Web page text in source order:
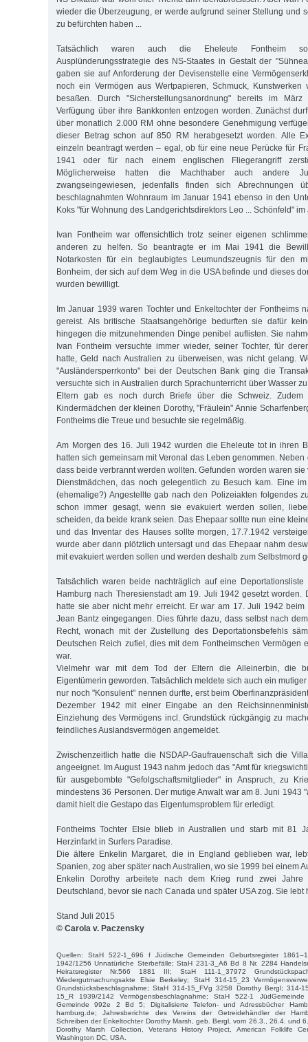
wieder die Überzeugung, er werde aufgrund seiner Stellung und
zu befürchten haben ...
Tatsächlich waren auch die Eheleute Fontheim
Ausplünderungsstrategie des NS-Staates in Gestalt der
gaben sie auf Anforderung der Devisenstelle eine
noch ein Vermögen aus Wertpapieren, Schmuck,
besaßen. Durch "Sicherstellungsanordnung" bereits im
Verfügung über ihre Bankkonten entzogen worden. Zunächst
über monatlich 2.000 RM ohne besondere Genehmigung
dieser Betrag schon auf 850 RM herabgesetzt worden. Alle
einzeln beantragt werden – egal, ob für eine neue Perücke für
1941 oder für nach einem englischen Fliegerangriff
Möglicherweise hatten die Machthaber auch andere
zwangseingewiesen, jedenfalls finden sich Abrechnungen
beschlagnahmten Wohnraum im Januar 1941 ebenso in den
Koks "für Wohnung des Landgerichtsdirektors Leo ... Schönfeld"
Ivan Fontheim war offensichtlich trotz seiner eigenen
anderen zu helfen. So beantragte er im Mai 1941 die
Notarkosten für ein beglaubigtes Leumundszeugnis für den
Bonheim, der sich auf dem Weg in die USA befinde und dieses
wurden bewilligt.
Im Januar 1939 waren Tochter und Enkeltochter der Fontheims
gereist. Als britische Staatsangehörige bedurften sie dafür
hingegen die mitzunehmenden Dinge penibel auflisten. Sie
Ivan Fontheim versuchte immer wieder, seiner Tochter, für
hatte, Geld nach Australien zu überweisen, was nicht gelang.
"Ausländersperrkonto" bei der Deutschen Bank ging die
versuchte sich in Australien durch Sprachunterricht über Wasser
Eltern gab es noch durch Briefe über die Schweiz.
Kindermädchen der kleinen Dorothy, "Fräulein" Annie
Fontheims die Treue und besuchte sie regelmäßig.
Am Morgen des 16. Juli 1942 wurden die Eheleute tot in ihren
hatten sich gemeinsam mit Veronal das Leben genommen. Neben
dass beide verbrannt werden wollten. Gefunden worden waren
Dienstmädchen, das noch gelegentlich zu Besuch kam. Eine
(ehemalige?) Angestellte gab nach den Polizeiakten folgendes
schon immer gesagt, wenn sie evakuiert werden sollen,
scheiden, da beide krank seien. Das Ehepaar sollte nun eine
und das Inventar des Hauses sollte morgen, 17.7.1942
wurde aber dann plötzlich untersagt und das Ehepaar nahm
mit evakuiert werden sollen und werden deshalb zum Selbstmord
Tatsächlich waren beide nachträglich auf eine
Hamburg nach Theresienstadt am 19. Juli 1942 gesetzt worden.
hatte sie aber nicht mehr erreicht. Er war am 17. Juli 1942 beim
Jean Bantz eingegangen. Dies führte dazu, dass selbst nach
Recht, wonach mit der Zustellung des Deportationsbefehls
Deutschen Reich zufiel, dies mit dem Fontheimschen Vermögen
war.
Vielmehr war mit dem Tod der Eltern die Alleinerbin, die
Eigentümerin geworden. Tatsächlich meldete sich auch ein
nur noch "Konsulent" nennen durfte, erst beim
Dezember 1942 mit einer Eingabe an den
Einziehung des Vermögens incl. Grundstück rückgängig zu
feindliches Auslandsvermögen angemeldet.
Zwischenzeitlich hatte die NSDAP-Gaufrauenschaft sich die
angeeignet. Im August 1943 nahm jedoch das "Amt für
für ausgebombte "Gefolgschaftsmitglieder" in Anspruch, zu
mindestens 36 Personen. Der mutige Anwalt war am 8. Juni 1943
damit hielt die Gestapo das Eigentumsproblem für erledigt.
Fontheims Tochter Elsie blieb in Australien und starb mit 81
Herzinfarkt in Surfers Paradise.
Die ältere Enkelin Margaret, die in England geblieben war,
Spanien, zog aber später nach Australien, wo sie 1999 bei einem
Enkelin Dorothy arbeitete nach dem Krieg rund zwei
Deutschland, bevor sie nach Canada und später USA zog. Sie lebt
Stand Juli 2015
© Carola v. Paczensky
Quellen: StaH 522-1_696 f Jüdische Gemeinden Geburtsregister
1942/1256 Unnatürliche Sterbefälle; StaH 231-3_A6 Bd 8 Nr. 2284
Heiratsregister Nr.566 1881 III; StaH 111-1_37972
Wiedergutmachungsakte Elsie Berkeley; StaH 314-15_23
Grundstücksbeschlagnahme; StaH 314-15_FVg 3258 Dorothy Bergl; 314-
15_R 1939/2142 Vermögensbeschlagnahme; StaH 522-1
Gemeinde 992e 2 Bd 5; Digitalisierte Telefon- und Adressbücher
hamburg.de; Jahresberichte des Vereins der Getreidehändler der
Schreiben der Enkeltochter Dorothy Marsh, geb. Bergl, vom 26.3., 26.4. und
Dorothy Marsh Collection, Veterans History Project, American Folklife
Washington DC, USA.